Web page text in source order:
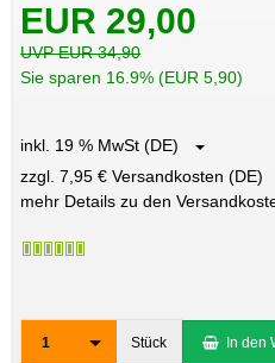
EUR 29,00
UVP EUR 34,90
Sie sparen 16.9% (EUR 5,90)
inkl. 19 % MwSt (DE)
zzgl. 7,95 € Versandkosten (DE)
mehr Details zu den
1 Stück In den